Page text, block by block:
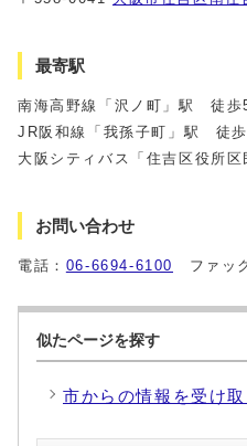
最寄駅
南海高野線「沢ノ町」駅 徒歩
JR阪和線「我孫子町」駅 徒
大阪シティバス「住吉区役所
お問い合わせ
電話： 06-6694-6100 ファッ
似たページを探す
市からの情報を受け取